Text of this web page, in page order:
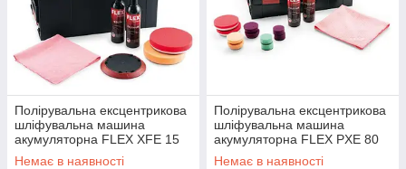
Полірувальна ексцентрикова
шліфувальна машина
акумуляторна FLEX XFE 15
150 18.0-EC/5.0 P-Set
Немає в наявності
Полірувальна ексцентрикова
шліфувальна машина
акумуляторна FLEX PXE 80
10.8-EC/2.5P-Set
Немає в наявності